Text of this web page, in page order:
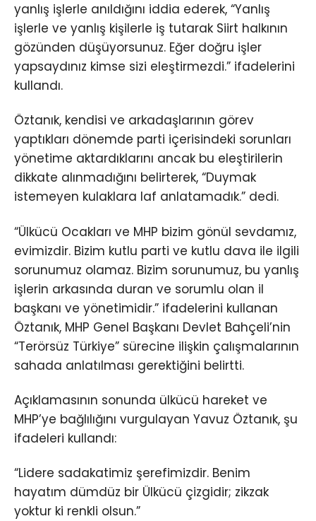
yanlış işlerle anıldığını iddia ederek, “Yanlış
işlerle ve yanlış kişilerle iş tutarak Siirt halkının
gözünden düşüyorsunuz. Eğer doğru işler
yapsaydınız kimse sizi eleştirmezdi.” ifadelerini
kullandı.
Öztanık, kendisi ve arkadaşlarının görev
yaptıkları dönemde parti içerisindeki sorunları
yönetime aktardıklarını ancak bu eleştirilerin
dikkate alınmadığını belirterek, “Duymak
istemeyen kulaklara laf anlatamadık.” dedi.
“Ülkücü Ocakları ve MHP bizim gönül sevdamız,
evimizdir. Bizim kutlu parti ve kutlu dava ile ilgili
sorunumuz olamaz. Bizim sorunumuz, bu yanlış
işlerin arkasında duran ve sorumlu olan il
başkanı ve yönetimidir.” ifadelerini kullanan
Öztanık, MHP Genel Başkanı Devlet Bahçeli’nin
“Terörsüz Türkiye” sürecine ilişkin çalışmalarının
sahada anlatılması gerektiğini belirtti.
Açıklamasının sonunda ülkücü hareket ve
MHP’ye bağlılığını vurgulayan Yavuz Öztanık, şu
ifadeleri kullandı:
“Lidere sadakatimiz şerefimizdir. Benim
hayatım dümdüz bir Ülkücü çizgidir; zikzak
yoktur ki renkli olsun.”